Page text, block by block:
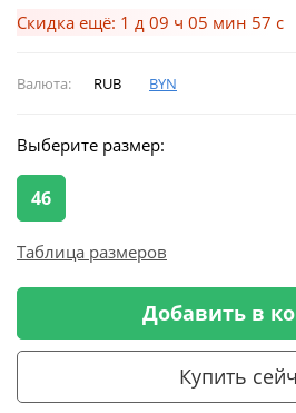
Скидка ещё: 1 д 09 ч 05 мин 56 с
Валюта: RUB BYN
Выберите размер:
46
Таблица размеров
Добавить в
Купить